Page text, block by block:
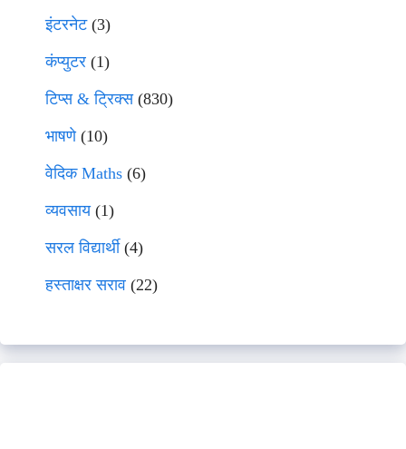
इंटरनेट(3)
कंप्युटर (1)
टिप्स & ट्रिक्स(830)
भाषणे(10)
वेदिक Maths (6)
व्यवसाय(1)
सरल विद्यार्थी(4)
हस्ताक्षर सराव (22)